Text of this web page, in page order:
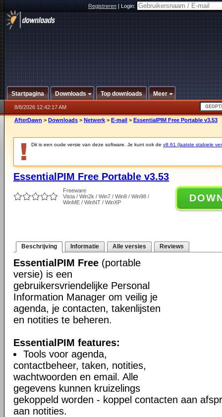
Registreren|Login:
Startpagina Downloads Top downloads Meer
8/8/2026 12:42:17 AM
AfterDawn > Downloads > Netwerk > E-mail > EssentialPIM Free Portable v3.53
Dit is een oude versie van deze software. Je kunt ook de v8.61 (laatste stabiele
EssentialPIM Free Portable v3.53
Freeware
Vista / Win2k / Win7 / Win8 / Win98 /
WinME / WinNT / WinXP
Beschrijving Informatie Alle versies Reviews
EssentialPIM Free (portable
versie) is een
gebruikersvriendelijke Personal
Information Manager om veilig je
agenda, je contacten, takenlijsten
en notities te beheren.
EssentialPIM features:
Tools voor agenda,
contactbeheer, taken, notities,
wachtwoorden en email. Alle
gegevens kunnen kruizelings
gekoppeld worden - koppel contacten aan
aan notities.